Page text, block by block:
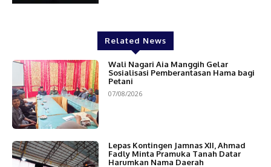
Related News
Wali Nagari Aia Manggih Gelar
Sosialisasi Pemberantasan Hama bagi
Petani
07/08/2026
Lepas Kontingen Jamnas XII, Ahmad
Fadly Minta Pramuka Tanah Datar
Harumkan Nama Daerah